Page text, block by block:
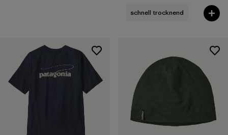
schnell trocknend